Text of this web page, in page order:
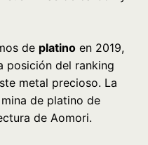
de platino en 2019,
posición del ranking
metal precioso. La
de platino de
de Aomori.